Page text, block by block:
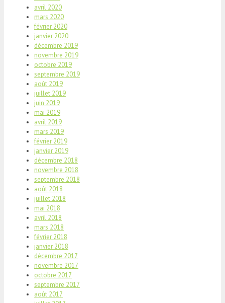
avril 2020
mars 2020
février 2020
janvier 2020
décembre 2019
novembre 2019
octobre 2019
septembre 2019
août 2019
juillet 2019
juin 2019
mai 2019
avril 2019
mars 2019
février 2019
janvier 2019
décembre 2018
novembre 2018
septembre 2018
août 2018
juillet 2018
mai 2018
avril 2018
mars 2018
février 2018
janvier 2018
décembre 2017
novembre 2017
octobre 2017
septembre 2017
août 2017